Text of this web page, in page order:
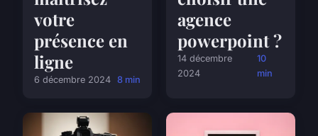
votre
présence en
ligne
6 décembre 2024 8 min
agence
powerpoint ?
14 décembre
2024
10
min